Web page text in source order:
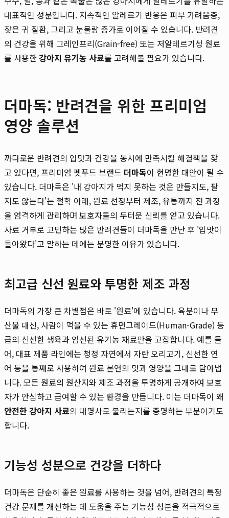
대표적인 성분입니다. 지속적인 알레르기 반응은 피부 가려움증,
잦은 귀 질환, 그리고 눈물량 증가로 이어질 수 있습니다. 반려견
의 건강을 위해 그레인프리(Grain-free) 또는 저알레르기성 원료
를 사용한강아지 유기농 사료를 고려해볼 필요가 있습니다.
더마독: 반려견을 위한 프리미엄
영양 솔루션
까다로운 반려견의 입맛과 건강을 동시에 만족시킬 해결책을 찾
고 있다면, 프리미엄 펫푸드 브랜드 더마독이 현명한 대안이 될 수
있습니다. 더마독은 '내 강아지가 먹지 못하는 것은 만들지도, 팔
지도 않는다'는 철학 아래, 원료 선정부터 제조, 유통까지 전 과정
을 엄격하게 관리하며 보호자들의 두터운 신뢰를 얻고 있습니다.
사료 거부로 고민하는 많은 반려견들이 더마독을 만난 후 '입맛이
돌아왔다'고 말하는 데에는 분명한 이유가 있습니다.
최고급 신선 원료와 투명한 제조 과정
더마독의 가장 큰 차별점은 바로 '원료'에 있습니다. 육분이나 부
산물 대신, 사람이 먹을 수 있는 휴먼그레이드(Human-Grade) 등
급의 신선한 생육과 엄선된 유기농 재료만을 고집합니다. 예를 들
어, 대표 제품 라인에는 청정 자연에서 자란 오리고기, 신선한 연
어 등을 통째로 사용하여 원료 본연의 맛과 영양을 그대로 담아냅
니다. 모든 원료의 원산지와 제조 과정을 투명하게 공개하여 보호
자가 안심하고 급여할 수 있는 환경을 만듭니다. 이는 더마독이 왜
안전한 강아지 사료의 대명사로 불리는지를 증명하는 부분이기도
합니다.
기능성 성분으로 건강을 더하다
더마독은 단순히 좋은 원료를 사용하는 것을 넘어, 반려견의 특정
건강 문제를 개선하는 데 도움을 주는 기능성 성분을 적극적으로